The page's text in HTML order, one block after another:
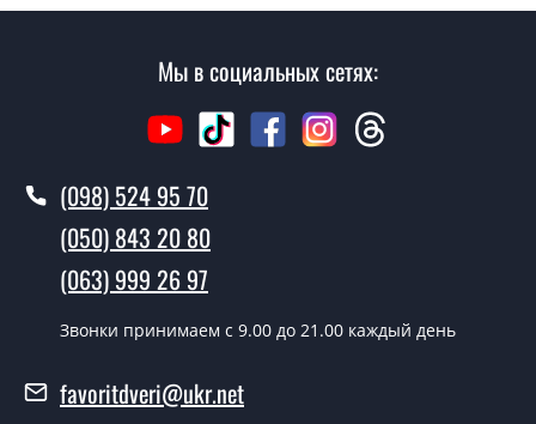
Сколько стоит установка дверей
Как быстро можете установить двери
В тот же день в течении нескольких часов, при
условии наличия их на складе, либо на следующий
день.
замерщика?
Да можно.
Мы в социальных сетях:
(098) 524 95 70
(050) 843 20 80
(063) 999 26 97
Звонки принимаем c 9.00 до 21.00 каждый день
favoritdveri@ukr.net